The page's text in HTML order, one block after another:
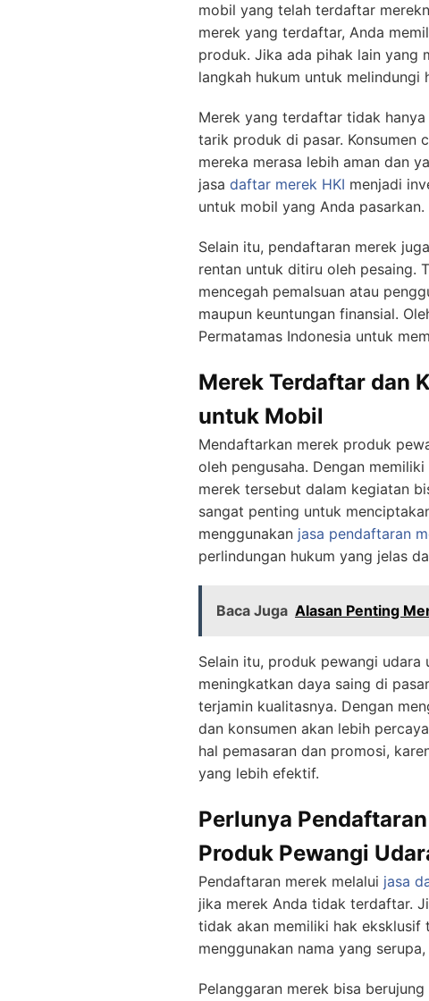
mobil yang telah terdaftar
merek yang terdaftar, Anda
produk. Jika ada pihak lain yang
langkah hukum untuk melindungi
Merek yang terdaftar tidak
tarik produk di pasar. Konsumen
mereka merasa lebih aman dan
jasa daftar merek HKI menjadi
untuk mobil yang Anda pasarkan.
Selain itu, pendaftaran merek
rentan untuk ditiru oleh pesaing.
mencegah pemalsuan atau
maupun keuntungan finansial.
Permatamas Indonesia untuk
Merek Terdaftar dan
untuk Mobil
Mendaftarkan merek produk
oleh pengusaha. Dengan
merek tersebut dalam kegiatan
sangat penting untuk
menggunakan jasa pendaftaran
perlindungan hukum yang jelas
Baca Juga Alasan Penting
Selain itu, produk pewangi
meningkatkan daya saing di
terjamin kualitasnya. Dengan
dan konsumen akan lebih
hal pemasaran dan promosi,
yang lebih efektif.
Perlunya
Produk Pewangi
Pendaftaran merek melalui jasa
jika merek Anda tidak terdaftar.
tidak akan memiliki hak eksklusif
menggunakan nama yang
Pelanggaran merek bisa